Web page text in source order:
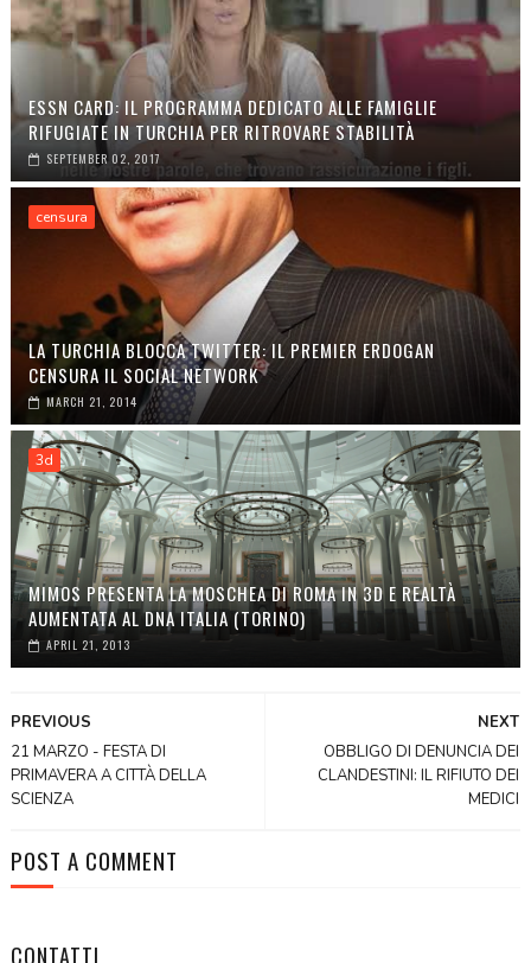
ESSN CARD: IL PROGRAMMA DEDICATO ALLE FAMIGLIE
RIFUGIATE IN TURCHIA PER RITROVARE STABILITÀ
SEPTEMBER 02, 2017
censura
LA TURCHIA BLOCCA TWITTER: IL PREMIER ERDOGAN
CENSURA IL SOCIAL NETWORK
MARCH 21, 2014
3d
MIMOS PRESENTA LA MOSCHEA DI ROMA IN 3D E REALTÀ
AUMENTATA AL DNA ITALIA (TORINO)
APRIL 21, 2013
NEXT
OBBLIGO DI DENUNCIA DEI
CLANDESTINI: IL RIFIUTO DEI
MEDICI
PREVIOUS
21 MARZO - FESTA DI
PRIMAVERA A CITTÀ DELLA
SCIENZA
POST A COMMENT
CONTATTI